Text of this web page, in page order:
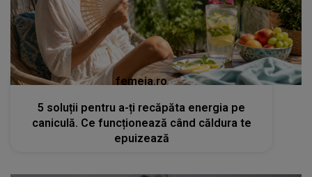
femeia.ro
5 soluții pentru a-ți recăpăta energia pe
caniculă. Ce funcționează când căldura te
epuizează